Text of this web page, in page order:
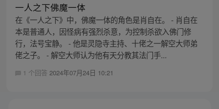
一人之下佛魔一体
在《一人之下》中，佛魔一体的角色是肖自在。 - 肖自在
本是普通人，因怪病有强烈杀意，为控制杀欲入佛门修
行，法号宝静。 - 他是灵隐寺主持、十佬之一解空大师弟
佬之子。 - 解空大师认为他有天分教其法门手...
1 个回答 2024年07月24日 10:21